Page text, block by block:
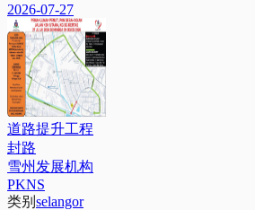
2026-07-27
道路提升工程
封路
雪州发展机构
PKNS
类别 selangor